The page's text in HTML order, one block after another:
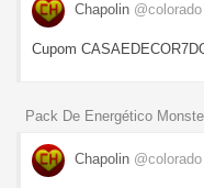
Chapolin @colorado
Cupom
Pack De Energético
Chapolin @colorado